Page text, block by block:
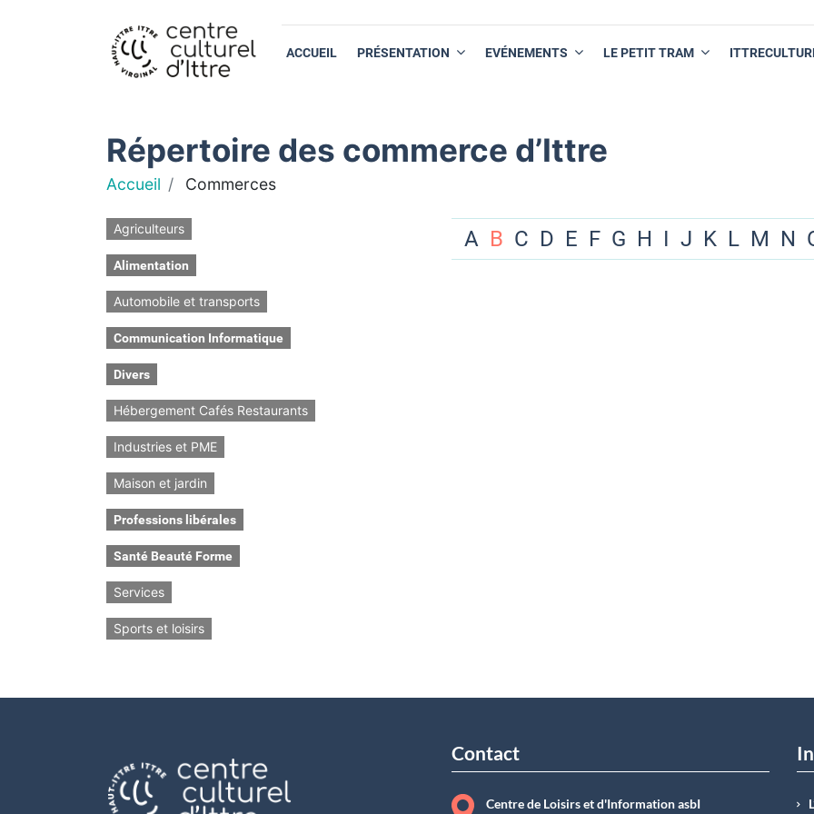
ACCUEIL PRÉSENTATION EVÉNEMENTS LE PETIT TRAM
Répertoire des commerce d’Ittre
Accueil Commerces
Agriculteurs
Alimentation
Automobile et transports
Communication Informatique
Divers
Hébergement Cafés Restaurants
Industries et PME
Maison et jardin
Professions libérales
Santé Beauté Forme
Services
Sports et loisirs
A B C D E F G H I J K L M N
Contact
Centre de Loisirs et d'Information asbI